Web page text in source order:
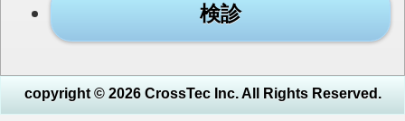
検診
copyright © 2026 CrossTec Inc. All Rights Reserved.